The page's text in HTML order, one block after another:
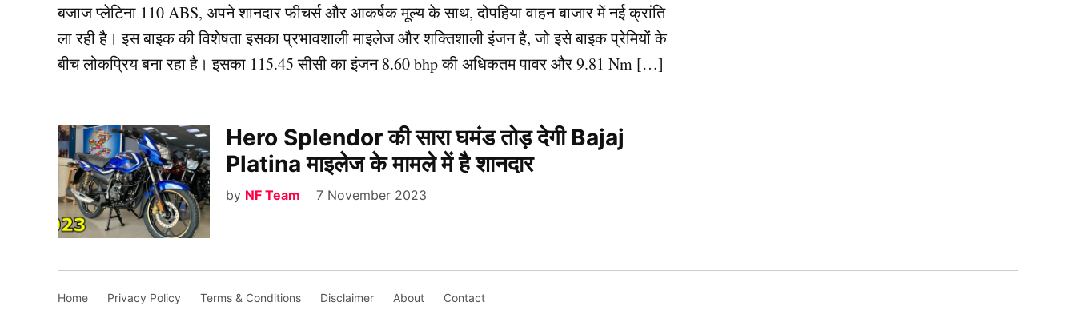
बजाज प्लेटिना 110 ABS, अपने शानदार फीचर्स और आकर्षक मूल्य के साथ, दोपहिया वाहन बाजार में नई क्रांति
ला रही है। इस बाइक की विशेषता इसका प्रभावशाली माइलेज और शक्तिशाली इंजन है, जो इसे बाइक प्रेमियों के
बीच लोकप्रिय बना रहा है। इसका 115.45 सीसी का इंजन 8.60 bhp की अधिकतम पावर और 9.81 Nm […]
Hero Splendor की सारा घमंड तोड़ देगी Bajaj
Platina माइलेज के मामले में है शानदार
by NF Team 7 November 2023
Home Privacy Policy Terms & Conditions Disclaimer About Contact